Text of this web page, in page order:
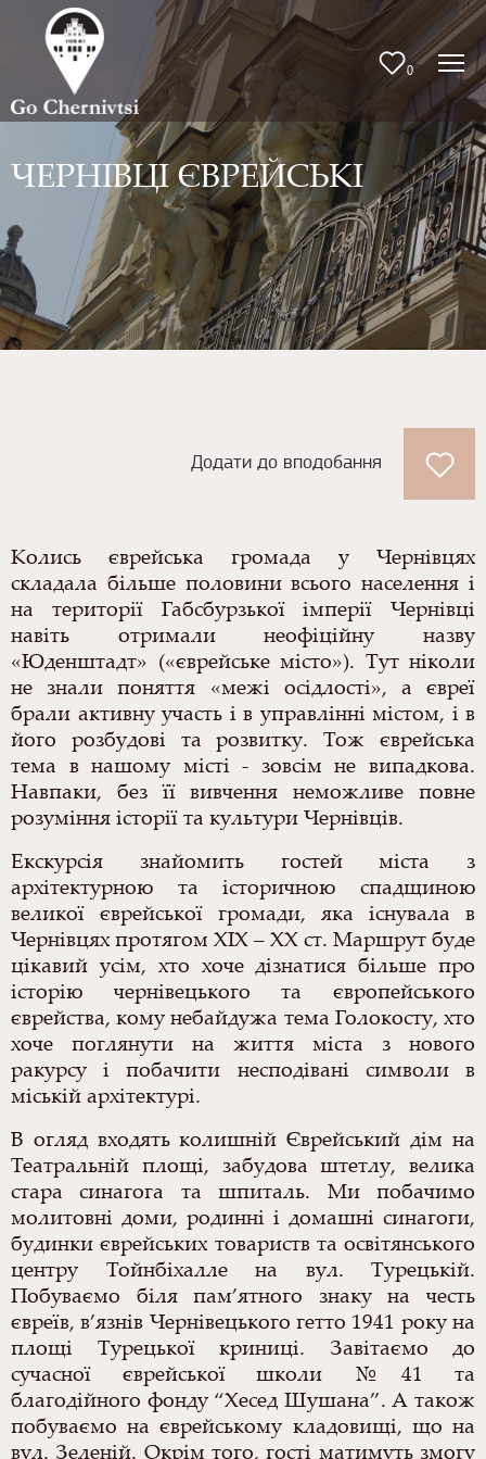
0
ЧЕРНІВЦІ ЄВРЕЙСЬКІ
Додати до вподобання
Колись єврейська громада у Чернівцях
складала більше половини всього населення і
на території Габсбурзькоїімперії Чернівці
навіть отримали неофіційну назву
«Юденштадт» («єврейське місто»). Тут ніколи
не знали поняття «межі осідлості», а євреї
брали активну участь і в управлінні містом, і в
його розбудові та розвитку. Тож єврейська
тема в нашому місті - зовсім не випадкова.
Навпаки, без її вивчення неможливе повне
розуміння історії та культури Чернівців.
Екскурсія знайомить гостей міста з
архітектурною та історичною спадщиною
великої єврейської громади, яка існувала в
Чернівцях протягом ХІХ – ХХ ст. Маршрут буде
цікавий усім, хто хоче дізнатися більше про
історію чернівецького та європейського
єврейства, кому небайдужа тема Голокосту, хто
хоче поглянути на життя міста з нового
ракурсу і побачити несподівані символи в
міській архітектурі.
В огляд входять колишній Єврейський дім на
Театральній площі, забудова штетлу, велика
стара синагога та шпиталь. Ми побачимо
молитовні доми, родинні і домашні синагоги,
будинки єврейських товариств та освітянського
центру Тойнбіхалле на вул. Турецькій.
Побуваємо біля пам’ятного знаку на честь
євреїв, в’язнів Чернівецького гетто 1941 року на
площі Турецької криниці. Завітаємо до
сучасної єврейської школи №41 та
благодійного фонду “Хесед Шушана”. А також
побуваємо на єврейському кладовищі, що на
вул. Зеленій. Окрім того, гості матимуть змогу